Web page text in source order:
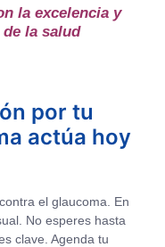
la excelencia y
la salud
por tu
actúa hoy
el glaucoma. En
No esperes hasta
clave. Agenda tu